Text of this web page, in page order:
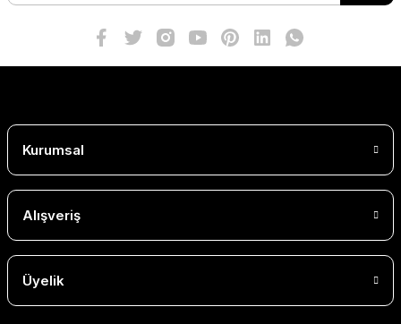
Kurumsal
Alışveriş
Üyelik